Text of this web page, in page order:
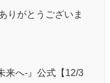
りがとうございま
来へ-』公式【12/3